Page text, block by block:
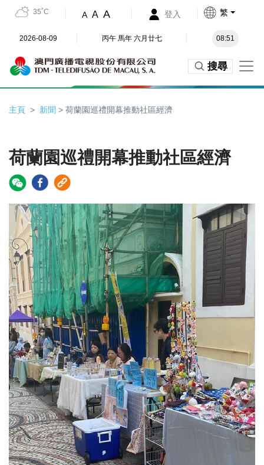
35˚C A A A 登入 繁
2026-08-09 丙午 馬年 六月廿七 08:51
搜尋
主頁 新聞 > 荷蘭園巡禮開幕推動社區經濟
荷蘭園巡禮開幕推動社區經濟